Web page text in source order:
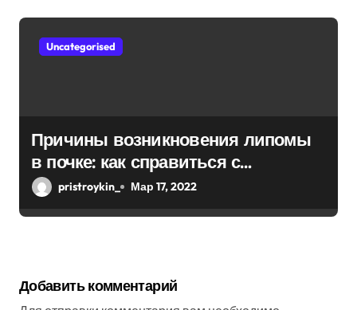
Uncategorised
Причины возникновения липомы
в почке: как справиться с
болезнью
pristroykin_ Мар 17, 2022
Добавить комментарий